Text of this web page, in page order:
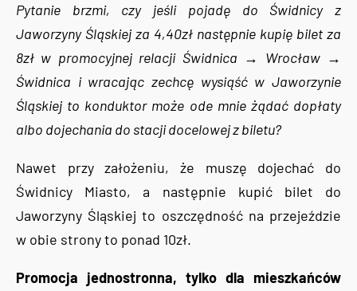
Pytanie brzmi, czy jeśli pojadę do Świdnicy z
Jaworzyny Śląskiej za 4,40zł następnie kupię bilet za
8zł w promocyjnej relacji Świdnica → Wrocław →
Świdnica i wracając zechcę wysiąść w Jaworzynie
Śląskiej to konduktor może ode mnie żądać dopłaty
albo dojechania do stacji docelowej z biletu?
Nawet przy założeniu, że muszę dojechać do
Świdnicy Miasto, a następnie kupić bilet do
Jaworzyny Śląskiej to oszczędność na przejeździe
w obie strony to ponad 10zł.
Promocja jednostronna, tylko dla mieszkańców